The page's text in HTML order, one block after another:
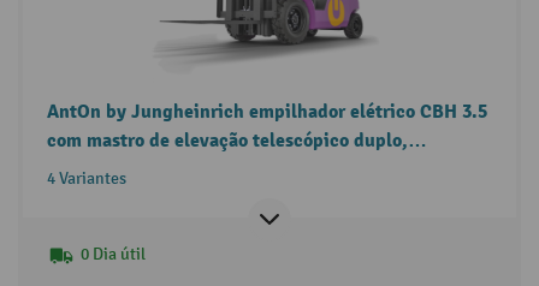
AntOn by Jungheinrich empilhador elétrico CBH 3.5
com mastro de elevação telescópico duplo,
capacidade de carga de 3500 kg, inclusive
4 Variantes
0 Dia útil